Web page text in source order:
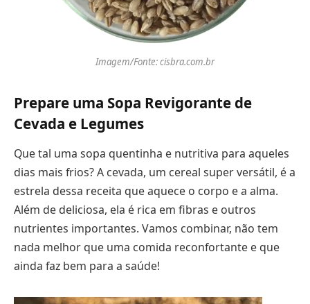
Imagem/Fonte: cisbra.com.br
Prepare uma Sopa Revigorante de
Cevada e Legumes
Que tal uma sopa quentinha e nutritiva para aqueles
dias mais frios? A cevada, um cereal super versátil, é a
estrela dessa receita que aquece o corpo e a alma.
Além de deliciosa, ela é rica em fibras e outros
nutrientes importantes. Vamos combinar, não tem
nada melhor que uma comida reconfortante e que
ainda faz bem para a saúde!